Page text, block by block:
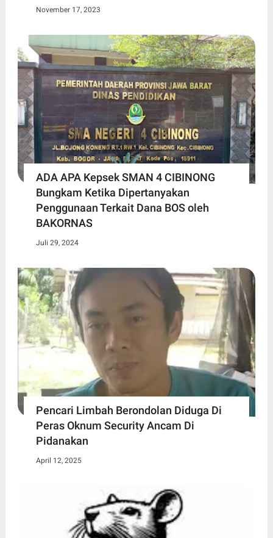
November 17, 2023
ADA APA Kepsek SMAN 4 CIBINONG
Bungkam Ketika Dipertanyakan
Penggunaan Terkait Dana BOS oleh
BAKORNAS
Juli 29, 2024
Pencari Limbah Berondolan Diduga Di
Peras Oknum Security Ancam Di
Pidanakan
April 12, 2025